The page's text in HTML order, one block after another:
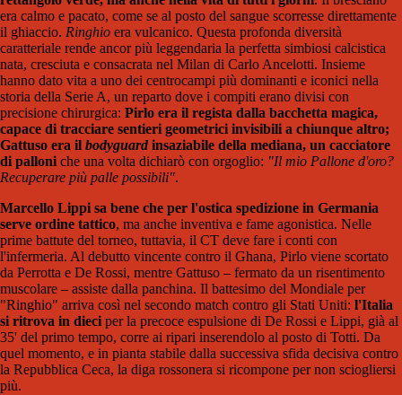
era calmo e pacato, come se al posto del sangue scorresse direttamente
il ghiaccio. Ringhio era vulcanico. Questa profonda diversità
caratteriale rende ancor più leggendaria la perfetta simbiosi calcistica
nata, cresciuta e consacrata nel Milan di Carlo Ancelotti. Insieme
hanno dato vita a uno dei centrocampi più dominanti e iconici nella
storia della Serie A, un reparto dove i compiti erano divisi con
precisione chirurgica: Pirlo era il regista dalla bacchetta magica,
capace di tracciare sentieri geometrici invisibili a chiunque altro;
Gattuso era il bodyguard insaziabile della mediana, un cacciatore
di palloni che una volta dichiarò con orgoglio: "Il mio Pallone d'oro?
Recuperare più palle possibili".
Marcello Lippi sa bene che per l'ostica spedizione in Germania
serve ordine tattico, ma anche inventiva e fame agonistica. Nelle
prime battute del torneo, tuttavia, il CT deve fare i conti con
l'infermeria. Al debutto vincente contro il Ghana, Pirlo viene scortato
da Perrotta e De Rossi, mentre Gattuso – fermato da un risentimento
muscolare – assiste dalla panchina. Il battesimo del Mondiale per
"Ringhio" arriva così nel secondo match contro gli Stati Uniti: l'Italia
si ritrova in dieci per la precoce espulsione di De Rossi e Lippi, già al
35' del primo tempo, corre ai ripari inserendolo al posto di Totti. Da
quel momento, e in pianta stabile dalla successiva sfida decisiva contro
la Repubblica Ceca, la diga rossonera si ricompone per non sciogliersi
più.